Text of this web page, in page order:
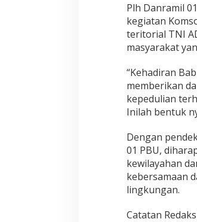
Plh Danramil
kegiatan
teritorial TNI
masyarakat
“Kehadiran
memberikan
kepedulian
Inilah bentuk
Dengan
01 PBU,
kewilayahan
kebersamaan
lingkungan.
Catatan